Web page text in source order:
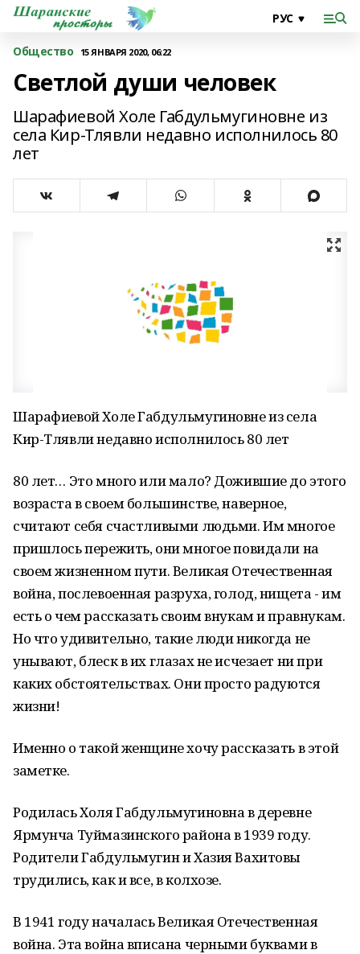
Общество 15 ЯНВАРЯ 2020, 06:22
Светлой души человек
Шарафиевой Холе Габдульмугиновне из
села Кир-Тлявли недавно исполнилось 80
лет
Шарафиевой Холе Габдульмугиновне из села
Кир-Тлявли недавно исполнилось 80 лет
80 лет… Это много или мало? Дожившие до этого
возраста в своем большинстве, наверное,
считают себя счастливыми людьми. Им многое
пришлось пережить, они многое повидали на
своем жизненном пути. Великая Отечественная
война, послевоенная разруха, голод, нищета - им
есть о чем рассказать своим внукам и правнукам.
Но что удивительно, такие люди никогда не
унывают, блеск в их глазах не исчезает ни при
каких обстоятельствах. Они просто радуются
жизни!
Именно о такой женщине хочу рассказать в этой
заметке.
Родилась Холя Габдульмугиновна в деревне
Ярмунча Туймазинского района в 1939 году.
Родители Габдульмугин и Хазия Вахитовы
трудились, как и все, в колхозе.
В 1941 году началась Великая Отечественная
война. Эта война вписана черными буквами в